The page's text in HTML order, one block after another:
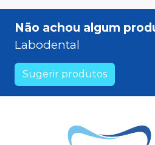
Não achou algum
Labodental
Sugerir produtos